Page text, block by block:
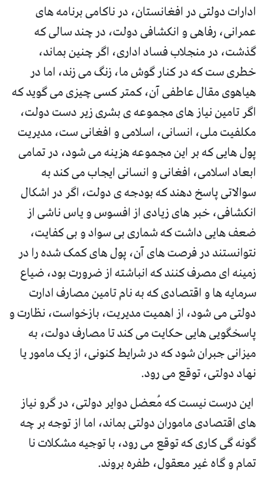
ادارات دولتی در افغانستان، در ناکامی برنامه های
عمرانی، رفاهی و انکشافی دولت، در چند سالی که
گذشت، در منجلاب فساد اداری، اگر چنین بماند،
خطری ست که در کنار گوش ما، زنگ می زند، اما در
هیاهوی مقال عاطفی آن، کمتر کسی چیزی می گوید که
اگر تامین نیاز های مجموعه ی بشری زیر دست دولت،
مکلفیت ملی، انسانی، اسلامی و افغانی ست، مدیریت
پول هایی که بر این مجموعه هزینه می شود، در تمامی
ابعاد اسلامی، افغانی و انسانی ایجاب می کند به
سوالاتی پاسخ دهند که بودجه ی دولت، اگر در اشکال
انکشافی، خبر های زیادی از افسوس و یاس ناشی از
ضعف هایی داشت که شماری بی سواد و بی کفایت،
نتوانستند در فرصت های آن، پول های کمک شده را در
زمینه ای مصرف کنند که انباشته از ضرورت بود، ضیاع
سرمایه ها و اقتصادی که به نام تامین مصارف ادارت
دولتی می شود، از اهمیت مدیریت، بازخواست، نظارت و
پاسخگویی هایی حکایت می کند تا مصارف دولت، به
میزانی جبران شود که در شرایط کنونی، از یک مامور یا
نهاد دولتی، توقع می رود.
این درست نیست که مُعضل دوایر دولتی، در گرو نیاز
های اقتصادی ماموران دولتی بماند، اما از توجه بر چه
گونه گی کاری که توقع می رود، با توجیه مشکلات نا
تمام و گاه غیر معقول، طفره بروند.